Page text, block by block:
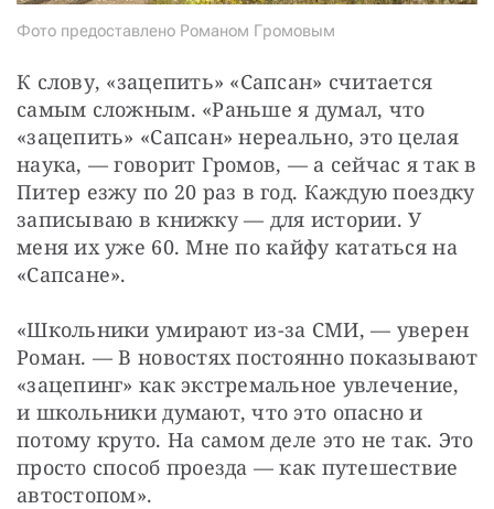
Фото предоставлено Романом Громовым
К слову, «зацепить» «Сапсан» считается
самым сложным. «Раньше я думал, что
«зацепить» «Сапсан» нереально, это целая
наука, — ​говорит Громов, — ​а сейчас я так в
Питер езжу по 20 раз в год. Каждую поездку
записываю в книжку — ​для истории. У
меня их уже 60. Мне по кайфу кататься на
«Сапсане».
«Школьники умирают из-за СМИ, — ​уверен
Роман. — ​В новостях постоянно показывают
«зацепинг» как экстремальное увлечение,
и школьники думают, что это опасно и
потому круто. На самом деле это не так. Это
просто способ проезда — ​как путешествие
автостопом».